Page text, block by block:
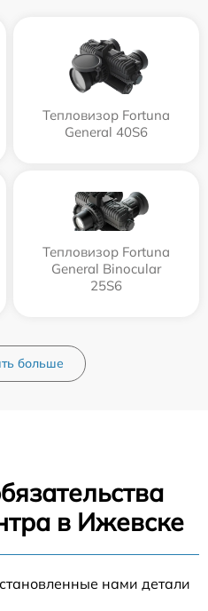
Тепловизор Fortuna
General 40S6
Тепловизор Fortuna
General Binocular
25S6
больше
в Ижевске
нами детали